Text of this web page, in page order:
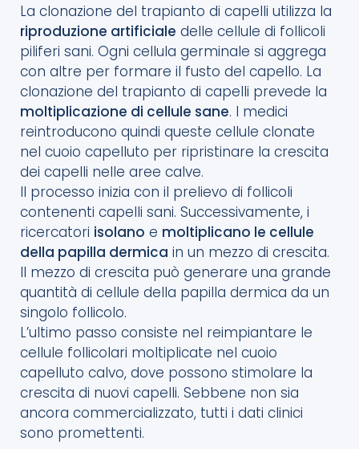
La clonazione del trapianto di capelli utilizza la
riproduzione artificiale delle cellule di follicoli
piliferi sani. Ogni cellula germinale si aggrega
con altre per formare il fusto del capello. La
clonazione del trapianto di capelli prevede la
moltiplicazione di cellule sane. I medici
reintroducono quindi queste cellule clonate
nel cuoio capelluto per ripristinare la crescita
dei capelli nelle aree calve.
Il processo inizia con il prelievo di follicoli
contenenti capelli sani. Successivamente, i
ricercatori isolano e moltiplicano le cellule
della papilla dermica in un mezzo di crescita.
Il mezzo di crescita può generare una grande
quantità di cellule della papilla dermica da un
singolo follicolo.
L’ultimo passo consiste nel reimpiantare le
cellule follicolari moltiplicate nel cuoio
capelluto calvo, dove possono stimolare la
crescita di nuovi capelli. Sebbene non sia
ancora commercializzato, tutti i dati clinici
sono promettenti.